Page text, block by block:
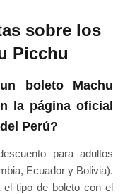
sobre los
Picchu
boleto Machu
la página oficial
Perú?
para adultos
Ecuador y Bolivia).
tipo de boleto con el